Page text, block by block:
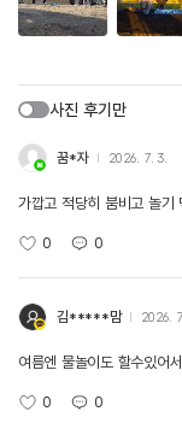
사진 후기만
꿈*자 2026. 7. 3.
가깝고 적당히 붐비고 놀기
0 0
김*****맘 2026.
여름엔 물놀이도 할수있어
0 0